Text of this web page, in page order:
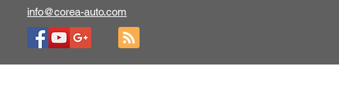
info@corea-auto.com